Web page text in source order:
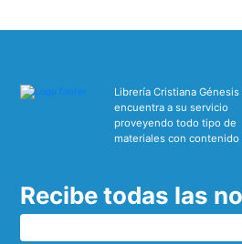
Librería Cristiana Génesis
encuentra a su servicio
proveyendo todo tipo de
materiales con contenido
Recibe todas las